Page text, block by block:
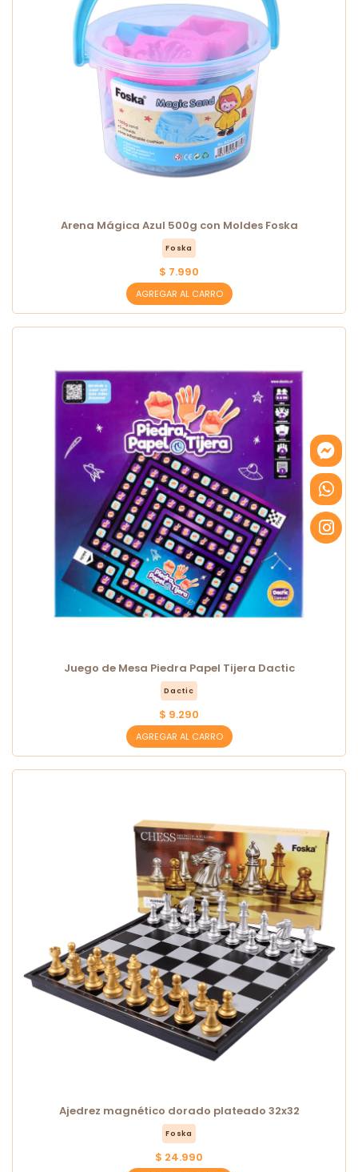
Arena Mágica Azul 500g con Moldes Foska
Foska
$ 7.990
AGREGAR AL CARRO
Juego de Mesa Piedra Papel Tijera Dactic
Dactic
$ 9.290
AGREGAR AL CARRO
Ajedrez magnético dorado plateado 32x32
Foska
$ 24.990